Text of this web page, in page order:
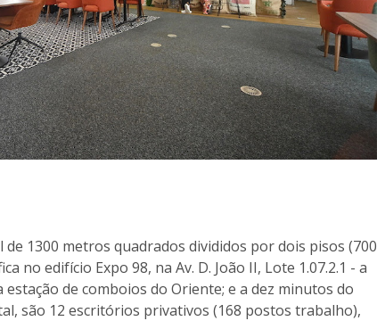
1300 metros quadrados divididos por dois pisos (700
no edifício Expo 98, na Av. D. João II, Lote 1.07.2.1 - a
de comboios do Oriente; e a dez minutos do
são 12 escritórios privativos (168 postos trabalho),